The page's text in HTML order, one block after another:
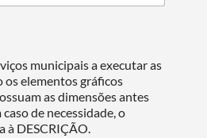
municipais a executar as
os elementos gráficos
as dimensões antes
caso de necessidade, o
à DESCRIÇÃO.